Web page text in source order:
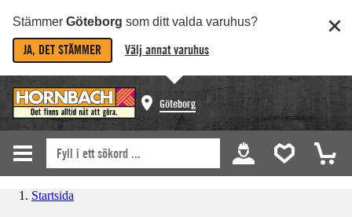
Stämmer Göteborg som ditt valda varuhus?
JA, DET STÄMMER Välj annat varuhus
Göteborg
Startsida